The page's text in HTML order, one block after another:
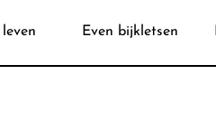
Even bijkletsen